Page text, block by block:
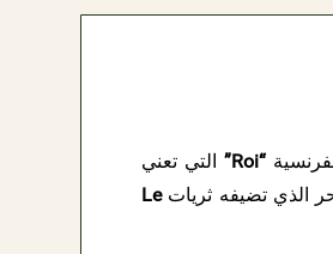
“Roi”
التي تعني
الذي تضيفه ثرياتLe